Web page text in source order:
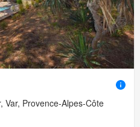
Var, Provence-Alpes-Côte